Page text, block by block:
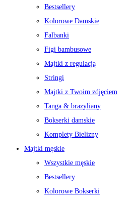
Bestsellery
Kolorowe Damskie
Falbanki
Figi bambusowe
Majtki z regulacją
Stringi
Majtki z Twoim zdjęciem
Tanga & brazyliany
Bokserki damskie
Komplety Bielizny
Majtki męskie
Wszystkie męskie
Bestsellery
Kolorowe Bokserki